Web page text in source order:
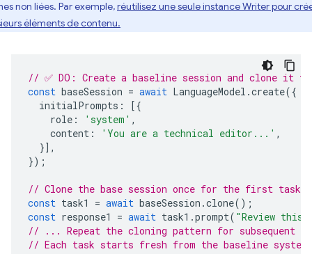
non liées. Par exemple,réutilisez une seule instance Writer pour
éléments de contenu.
// ✅ DO: Create a baseline session and clone it
const baseSession = await LanguageModel .create({
initialPrompts :
[{
role : 'system' ,
content : 'You are a technical editor...' ,
}],
});
// Clone the base session once for the first task
const task1 = await baseSession .clone();
const response1 = await task1 .prompt( "Review
// ... Repeat the cloning pattern for subsequent
// Each task starts fresh from the baseline